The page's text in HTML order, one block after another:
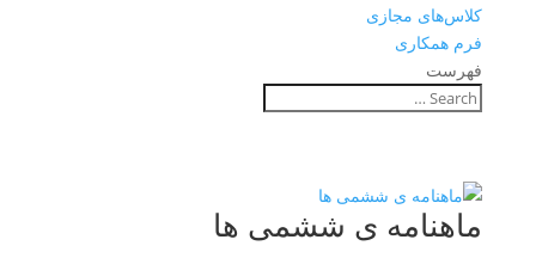
کلاس‌های مجازی
فرم همکاری
فهرست
ماهنامه ی ششمی ها